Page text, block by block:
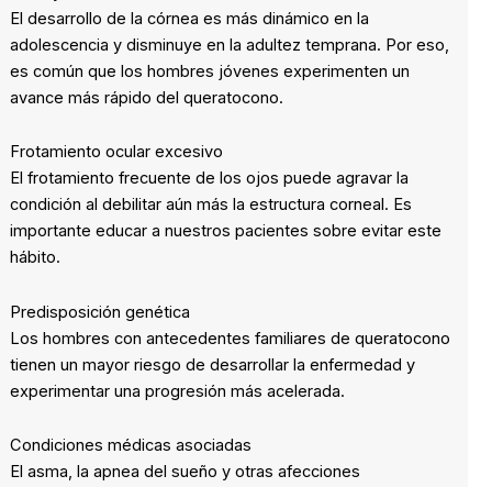
El desarrollo de la córnea es más dinámico en la
adolescencia y disminuye en la adultez temprana. Por eso,
es común que los hombres jóvenes experimenten un
avance más rápido del queratocono.
Frotamiento ocular excesivo
El frotamiento frecuente de los ojos puede agravar la
condición al debilitar aún más la estructura corneal. Es
importante educar a nuestros pacientes sobre evitar este
hábito.
Predisposición genética
Los hombres con antecedentes familiares de queratocono
tienen un mayor riesgo de desarrollar la enfermedad y
experimentar una progresión más acelerada.
Condiciones médicas asociadas
El asma, la apnea del sueño y otras afecciones